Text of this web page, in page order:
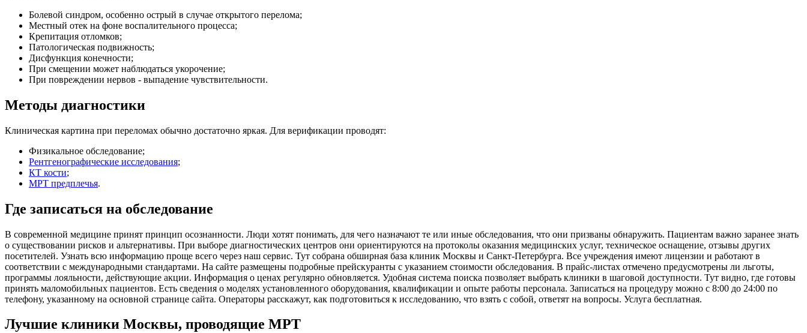
Болевой синдром, особенно острый в случае открытого перелома;
Местный отек на фоне воспалительного процесса;
Крепитация отломков;
Патологическая подвижность;
Дисфункция конечности;
При смещении может наблюдаться укорочение;
При повреждении нервов - выпадение чувствительности.
Методы диагностики
Клиническая картина при переломах обычно достаточно яркая. Для верификации проводят:
Физикальное обследование;
Рентгенографические исследования;
КТ кости;
МРТ предплечья.
Где записаться на обследование
В современной медицине принят принцип осознанности. Люди хотят понимать, для чего назначают те или иные обследования, что они призваны обнаружить. Пациентам важно заранее знать
о существовании рисков и альтернативы. При выборе диагностических центров они ориентируются на протоколы оказания медицинских услуг, техническое оснащение, отзывы других
посетителей. Узнать всю информацию проще всего через наш сервис. Тут собрана обширная база клиник Москвы и Санкт-Петербурга. Все учреждения имеют лицензии и работают в
соответствии с международными стандартами. На сайте размещены подробные прейскуранты с указанием стоимости обследования. В прайс-листах отмечено предусмотрены ли льготы,
программы лояльности, действующие акции. Информация о ценах регулярно обновляется. Удобная система поиска позволяет выбрать клиники в шаговой доступности. Тут видно, где готовы
принять маломобильных пациентов. Есть сведения о моделях установленного оборудования, квалификации и опыте работы персонала. Записаться на процедуру можно с 8:00 до 24:00 по
телефону, указанному на основной странице сайта. Операторы расскажут, как подготовиться к исследованию, что взять с собой, ответят на вопросы. Услуга бесплатная.
Лучшие клиники Москвы, проводящие МРТ